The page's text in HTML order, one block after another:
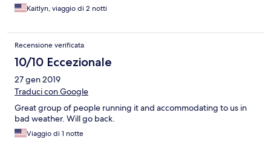
Kaitlyn, viaggio di 2 notti
Recensione verificata
10/10 Eccezionale
27 gen 2019
Traduci con Google
Great group of people running it and accommodating to us in
bad weather. Will go back.
Viaggio di 1 notte